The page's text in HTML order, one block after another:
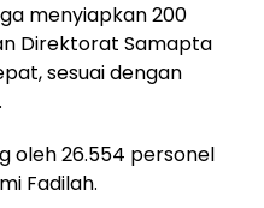
menyiapkan 200
Direktorat Samapta
sesuai dengan
oleh 26.554 personel
Fadilah.